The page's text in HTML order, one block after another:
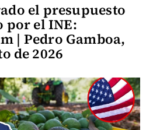
el presupuesto
por el INE:
| Pedro Gamboa,
de 2026